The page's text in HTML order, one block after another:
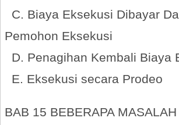
C. Biaya Eksekusi Dibayar
Pemohon Eksekusi
D. Penagihan Kembali Biaya
E. Eksekusi secara Prodeo
BAB 15 BEBERAPA